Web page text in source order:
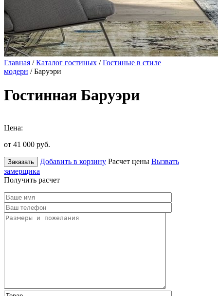
Главная /Каталог гостиных /Гостиные в стиле
модерн / Баруэри
Гостинная Баруэри
Цена:
от 41 000 руб.
Заказать Добавить в корзину Расчет цены Вызвать
замерщика
Получить расчет